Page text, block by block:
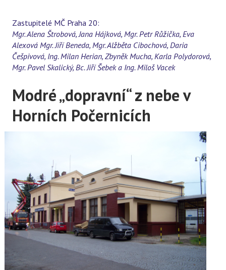
Zastupitelé MČ Praha 20:
Mgr. Alena Štrobová, Jana Hájková, Mgr. Petr Růžička, Eva
Alexová Mgr. Jiří Beneda, Mgr. Alžběta Cibochová, Daria
Češpivová, Ing. Milan Herian, Zbyněk Mucha, Karla Polydorová,
Mgr. Pavel Skalický, Bc. Jiří Šebek a Ing. Miloš Vacek
Modré „dopravní“ z nebe v
Horních Počernicích